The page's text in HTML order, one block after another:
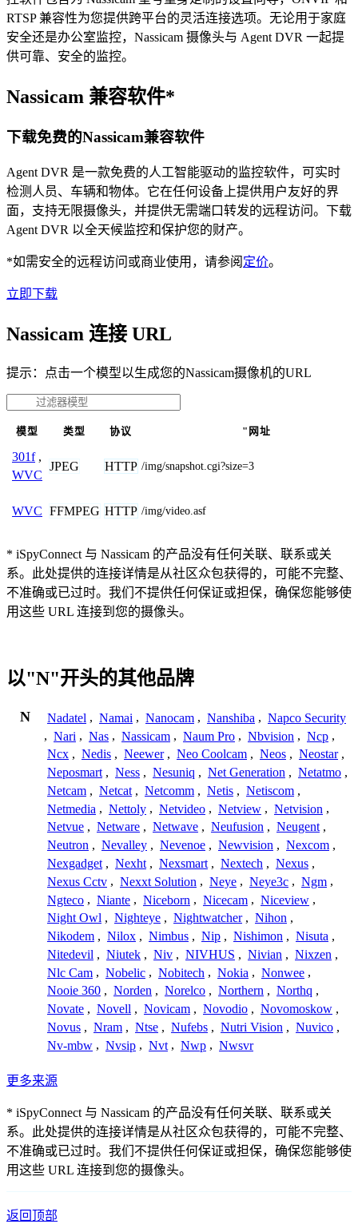
RTSP 兼容性为您提供跨平台的灵活连接选项。无论用于家庭
安全还是办公室监控，Nassicam 摄像头与 Agent DVR 一起提
供可靠、安全的监控。
Nassicam 兼容软件*
下载免费的Nassicam兼容软件
Agent DVR 是一款免费的人工智能驱动的监控软件，可实时
检测人员、车辆和物体。它在任何设备上提供用户友好的界
面，支持无限摄像头，并提供无需端口转发的远程访问。下载
Agent DVR 以全天候监控和保护您的财产。
*如需安全的远程访问或商业使用，请参阅 定价。
立即下载
Nassicam 连接 URL
提示：点击一个模型以生成您的Nassicam摄像机的URL
模型 类型 协议 "网址
301f ,
WVC
JPEG HTTP /img/snapshot.cgi?size=3
WVC FFMPEG HTTP /img/video.asf
* iSpyConnect 与 Nassicam 的产品没有任何关联、联系或关
系。此处提供的连接详情是从社区众包获得的，可能不完整、
不准确或已过时。我们不提供任何保证或担保，确保您能够使
用这些 URL 连接到您的摄像头。
以"N"开头的其他品牌
N Nadatel , Namai , Nanocam , Nanshiba , Napco Security
, Nari , Nas , Nassicam , Naum Pro , Nbvision , Ncp ,
Ncx , Nedis , Neewer , Neo Coolcam , Neos , Neostar ,
Neposmart , Ness , Nesuniq , Net Generation , Netatmo ,
Netcam , Netcat , Netcomm , Netis , Netiscom ,
Netmedia , Nettoly , Netvideo , Netview , Netvision ,
Netvue , Netware , Netwave , Neufusion , Neugent ,
Neutron , Nevalley , Nevenoe , Newvision , Nexcom ,
Nexgadget , Nexht , Nexsmart , Nextech , Nexus ,
Nexus Cctv , Nexxt Solution , Neye , Neye3c , Ngm ,
Ngteco , Niante , Niceborn , Nicecam , Niceview ,
Night Owl , Nighteye , Nightwatcher , Nihon ,
Nikodem , Nilox , Nimbus , Nip , Nishimon , Nisuta ,
Nitedevil , Niutek , Niv , NIVHUS , Nivian , Nixzen ,
Nlc Cam , Nobelic , Nobitech , Nokia , Nonwee ,
Nooie 360 , Norden , Norelco , Northern , Northq ,
Novate , Novell , Novicam , Novodio , Novomoskow ,
Novus , Nram , Ntse , Nufebs , Nutri Vision , Nuvico ,
Nv-mbw , Nvsip , Nvt , Nwp , Nwsvr
更多来源
* iSpyConnect 与 Nassicam 的产品没有任何关联、联系或关
系。此处提供的连接详情是从社区众包获得的，可能不完整、
不准确或已过时。我们不提供任何保证或担保，确保您能够使
用这些 URL 连接到您的摄像头。
返回顶部